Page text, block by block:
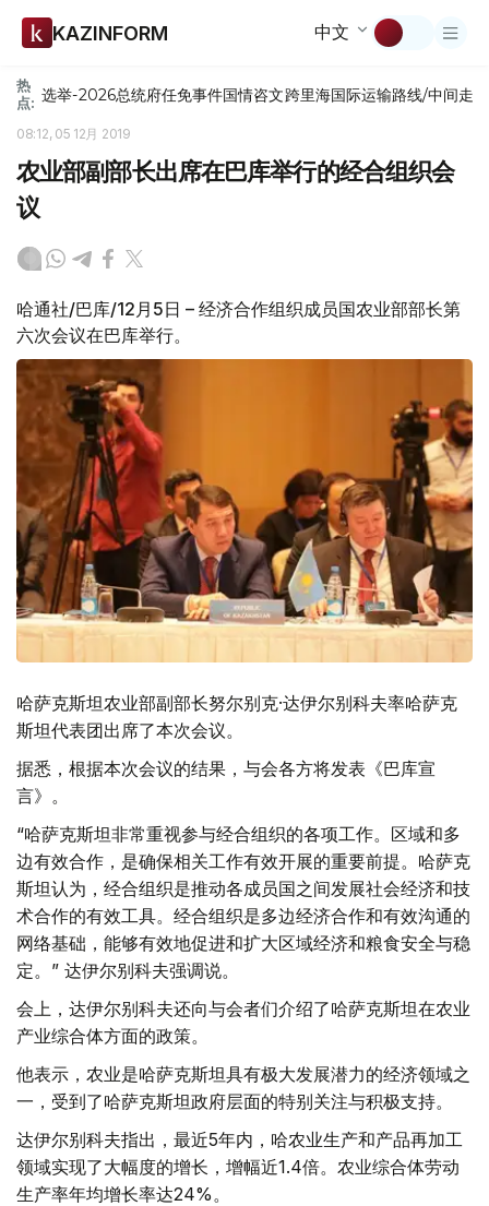
KAZINFORM 中文
热
点: 选举-2026总统府任免事件国情咨文跨里海国际运输路线/中间走廊
08:12, 05 12月 2019
农业部副部长出席在巴库举行的经合组织会
议
哈通社/巴库/12月5日 – 经济合作组织成员国农业部部长第
六次会议在巴库举行。
哈萨克斯坦农业部副部长努尔别克·达伊尔别科夫率哈萨克
斯坦代表团出席了本次会议。
据悉，根据本次会议的结果，与会各方将发表《巴库宣
言》。
“哈萨克斯坦非常重视参与经合组织的各项工作。区域和多
边有效合作，是确保相关工作有效开展的重要前提。哈萨克
斯坦认为，经合组织是推动各成员国之间发展社会经济和技
术合作的有效工具。经合组织是多边经济合作和有效沟通的
网络基础，能够有效地促进和扩大区域经济和粮食安全与稳
定。” 达伊尔别科夫强调说。
会上，达伊尔别科夫还向与会者们介绍了哈萨克斯坦在农业
产业综合体方面的政策。
他表示，农业是哈萨克斯坦具有极大发展潜力的经济领域之
一，受到了哈萨克斯坦政府层面的特别关注与积极支持。
达伊尔别科夫指出，最近5年内，哈农业生产和产品再加工
领域实现了大幅度的增长，增幅近1.4倍。农业综合体劳动
生产率年均增长率达24%。